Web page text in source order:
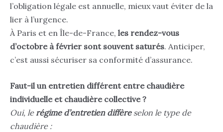
l’obligation légale est annuelle, mieux vaut éviter de la
lier à l’urgence.
À Paris et en Île-de-France, les rendez-vous
d’octobre à février sont souvent saturés. Anticiper,
c’est aussi sécuriser sa conformité d’assurance.
Faut-il un entretien différent entre chaudière
individuelle et chaudière collective ?
Oui, lerégime d’entretien diffèreselon le type de
chaudière :